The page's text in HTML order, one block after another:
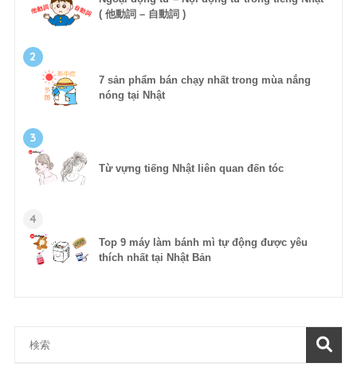
( 他動詞 – 自動詞 )
2
7 sản phẩm bán chạy nhất trong mùa nắng
nóng tại Nhật
3
Từ vựng tiếng Nhật liên quan đến tóc
4
Top 9 máy làm bánh mì tự động được yêu
thích nhất tại Nhật Bản